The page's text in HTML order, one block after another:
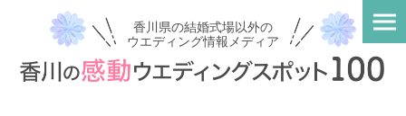
香川県の結婚式場以外の
ウエディング情報メディア